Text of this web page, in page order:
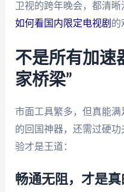
卫视的跨年晚会，都清
如何看国内限定电视剧 的
不是所有加速
家桥梁”
市面工具繁多，但真能
的回国神器，还需过硬
验才是王道：
畅通无阻，才是真